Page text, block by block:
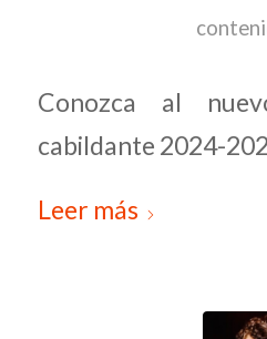
Conozca al
cabildante 2024-
Leer más